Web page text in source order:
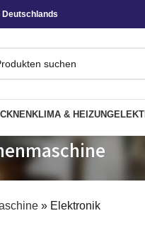
KLIMA & HEIZUNG
» Elektronik